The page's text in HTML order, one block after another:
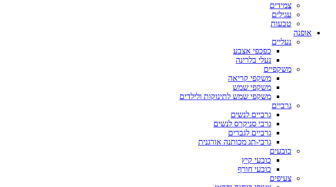
צמידים
עגילים
טבעות
אופנה
נעליים
כפכפי אצבע
נעלי בלרינה
משקפיים
משקפי קריאה
משקפי שמש
משקפי שמש לתינוקות ולילדים
גרביים
גרביים לנשים
גרבי סניקרס לנשים
גרביים לגברים
גרבי-תג מכותנה אורגנית
כובעים
כובעי קיץ
כובעי חורף
צעיפים